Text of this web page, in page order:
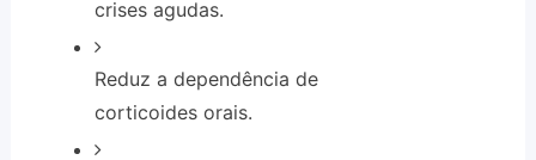
crises agudas.
Reduz a dependência de
corticoides orais.